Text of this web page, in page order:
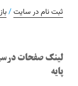
ثبت نام در سایت/
لینک صفحات
پایه